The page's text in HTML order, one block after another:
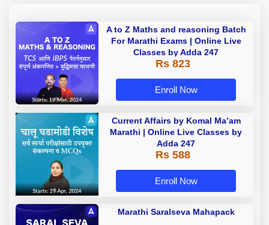
A to Z Maths and reasoning Batch
For Marathi Exams | Online Live
Classes by Adda 247
Rs 823
Enroll Now
Current Affairs by Komal Ma’am
Marathi | Online Live Classes by
Adda 247
Rs 588
Enroll Now
Marathi Saralseva Mahapack